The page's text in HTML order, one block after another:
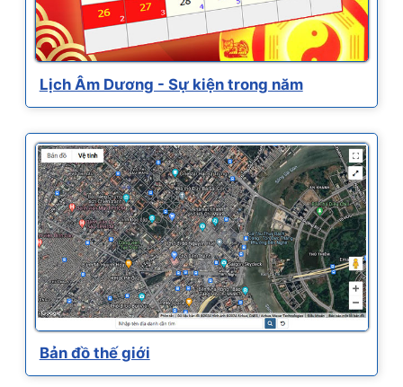
Lịch Âm Dương - Sự kiện trong năm
Bản đồ thế giới